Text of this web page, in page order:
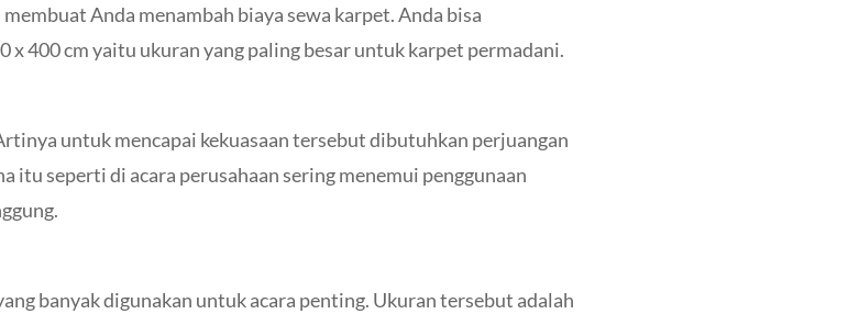
Anda menambah biaya sewa karpet. Anda bisa
x 400 cm yaitu ukuran yang paling besar untuk karpet permadani.
untuk mencapai kekuasaan tersebut dibutuhkan perjuangan
itu seperti di acara perusahaan sering menemui penggunaan
banyak digunakan untuk acara penting. Ukuran tersebut adalah